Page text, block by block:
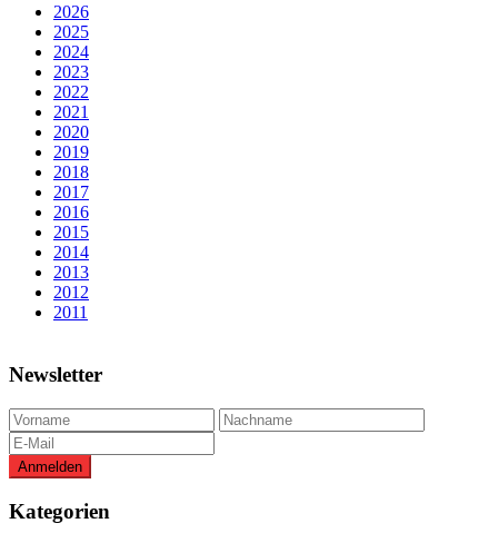
2026
2025
2024
2023
2022
2021
2020
2019
2018
2017
2016
2015
2014
2013
2012
2011
Newsletter
Kategorien